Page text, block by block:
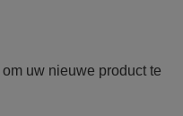
om uw nieuwe product te